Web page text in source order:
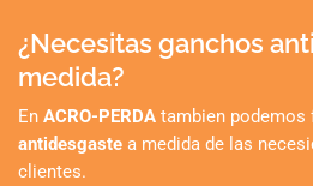
¿Necesitas ganchos
medida?
En ACRO-PERDA tambien podemos
antidesgaste a medida de las
clientes.